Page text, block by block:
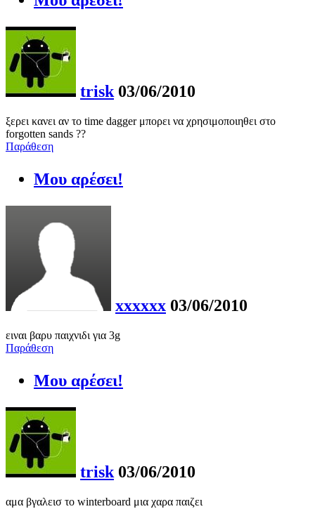
trisk 03/06/2010
ξερει κανει αν το time dagger μπορει να χρησιμοποιηθει στο
forgotten sands ??
Παράθεση
Μου αρέσει!
xxxxxx 03/06/2010
ειναι βαρυ παιχνιδι για 3g
Παράθεση
Μου αρέσει!
trisk 03/06/2010
αμα βγαλεισ το winterboard μια χαρα παιζει